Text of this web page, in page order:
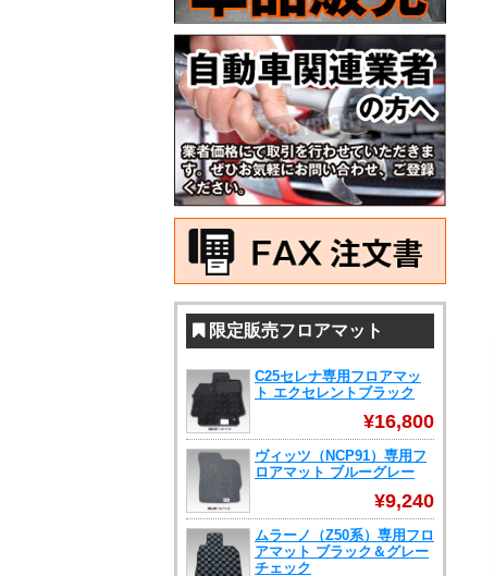
限定販売フロアマット
C25セレナ専用フロアマッ
ト エクセレントブラック
¥16,800
ヴィッツ（NCP91）専用フ
ロアマット ブルーグレー
¥9,240
ムラーノ（Z50系）専用フロ
アマット ブラック＆グレー
チェック